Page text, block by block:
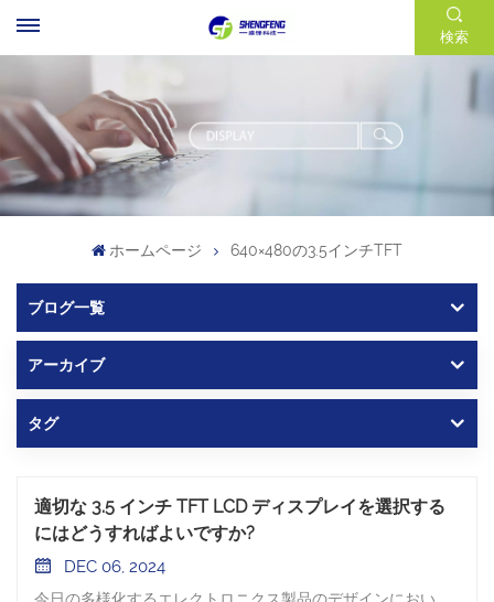
検索
ホームページ 640×480の3.5インチTFT
ブログ一覧
アーカイブ
タグ
適切な 3.5 インチ TFT LCD ディスプレイを選択する
にはどうすればよいですか?
DEC 06, 2024